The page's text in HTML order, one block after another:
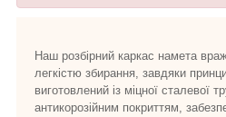
Наш розбірний каркас намета
легкістю збирання, завдяки
виготовлений із міцної сталевої
антикорозійним покриттям,